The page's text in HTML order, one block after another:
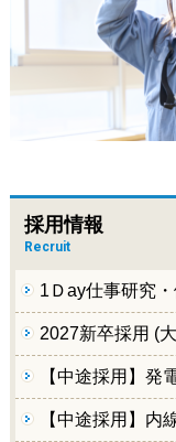
採用情報
Recruit
1Ｄay仕事研究
2027新卒採用 (
【中途採用】発
【中途採用】内